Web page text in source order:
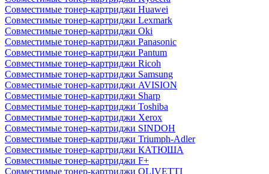
Совместимые тонер-картриджи Huawei
Совместимые тонер-картриджи Lexmark
Совместимые тонер-картриджи Oki
Совместимые тонер-картриджи Panasonic
Совместимые тонер-картриджи Pantum
Совместимые тонер-картриджи Ricoh
Совместимые тонер-картриджи Samsung
Совместимые тонер-картриджи AVISION
Совместимые тонер-картриджи Sharp
Совместимые тонер-картриджи Toshiba
Совместимые тонер-картриджи Xerox
Совместимые тонер-картриджи SINDOH
Совместимые тонер-картриджи Triumph-Adler
Совместимые тонер-картриджи КАТЮША
Совместимые тонер-картриджи F+
Совместимые тонер-картриджи OLIVETTI